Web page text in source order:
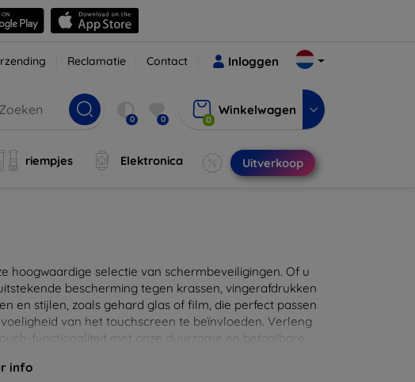
Reclamatie Contact Inloggen
0 0 0
Winkelwagen
riempjes Elektronica Uitverkoop
hoogwaardige selectie van schermbeveiligingen. Of u
bescherming tegen krassen, vingerafdrukken
en stijlen, zoals gehard glas of film, die perfect passen
van het touchscreen te beïnvloeden. Verleng
functionaliteit met onze duurzame en betaalbare
info